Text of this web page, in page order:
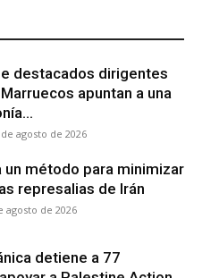
destacados dirigentes
apuntan a una
de agosto de 2026
un método para minimizar
represalias de Irán
agosto de 2026
detiene a 77